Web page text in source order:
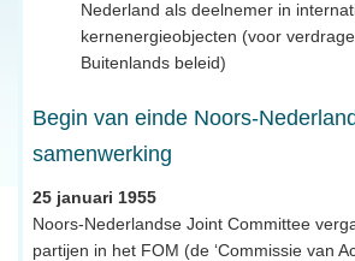
Nederland als deelnemer in
kernenergieobjecten (voor
Buitenlands beleid)
Begin van einde Noors-
samenwerking
25 januari 1955
Noors-Nederlandse Joint Committee
partijen in het FOM (de ‘Commissie van